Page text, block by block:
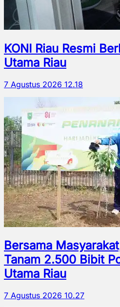
KONI Riau Resmi
Utama Riau
7 Agustus 2026 12.18
Bersama
Tanam 2.500 Bibit
Utama Riau
7 Agustus 2026 10.27